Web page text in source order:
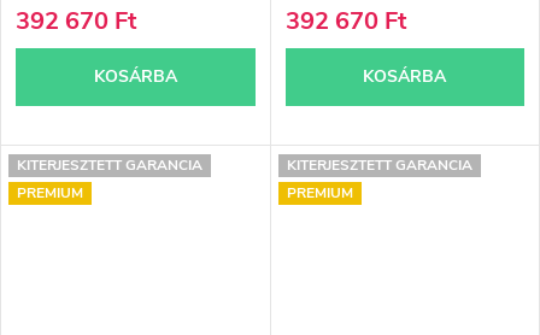
392 670 Ft
KOSÁRBA
392 670 Ft
KOSÁRBA
KITERJESZTETT GARANCIA
PREMIUM
KITERJESZTETT GARANCIA
PREMIUM